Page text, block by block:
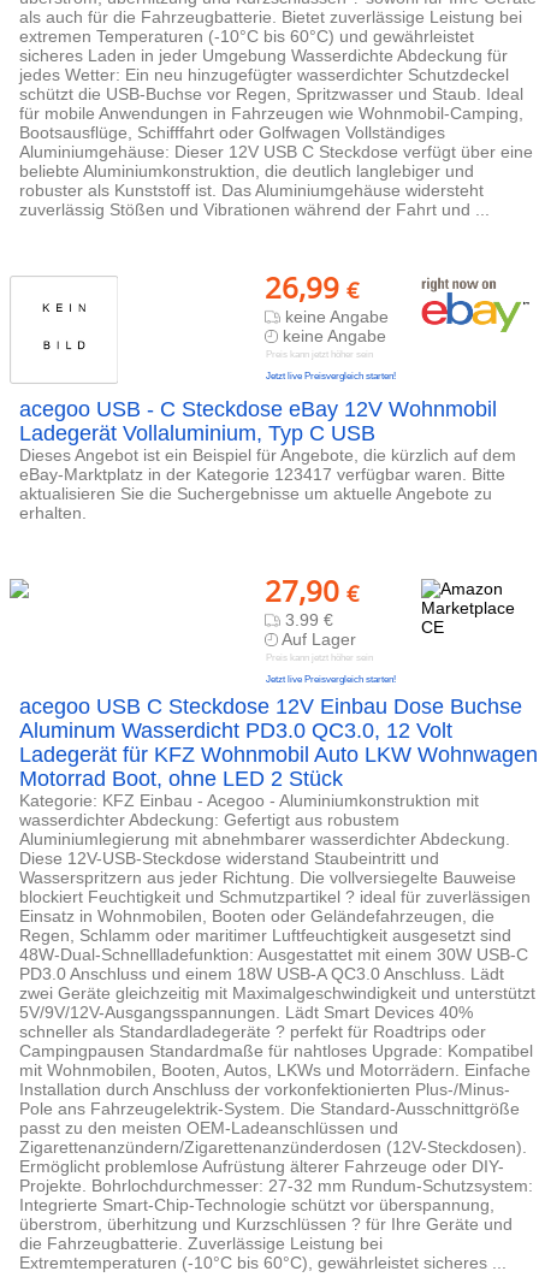
als auch für die Fahrzeugbatterie. Bietet zuverlässige Leistung bei
extremen Temperaturen (-10°C bis 60°C) und gewährleistet
sicheres Laden in jeder Umgebung Wasserdichte Abdeckung für
jedes Wetter: Ein neu hinzugefügter wasserdichter Schutzdeckel
schützt die USB-Buchse vor Regen, Spritzwasser und Staub. Ideal
für mobile Anwendungen in Fahrzeugen wie Wohnmobil-Camping,
Bootsausflüge, Schifffahrt oder Golfwagen Vollständiges
Aluminiumgehäuse: Dieser 12V USB C Steckdose verfügt über eine
beliebte Aluminiumkonstruktion, die deutlich langlebiger und
robuster als Kunststoff ist. Das Aluminiumgehäuse widersteht
zuverlässig Stößen und Vibrationen während der Fahrt und ...
26,99 €
keine Angabe
keine Angabe
Preis kann jetzt höher sein
Jetzt live Preisvergleich starten!
acegoo USB - C Steckdose eBay 12V Wohnmobil
Ladegerät Vollaluminium, Typ C USB
Dieses Angebot ist ein Beispiel für Angebote, die kürzlich auf dem
eBay-Marktplatz in der Kategorie 123417 verfügbar waren. Bitte
aktualisieren Sie die Suchergebnisse um aktuelle Angebote zu
erhalten.
27,90 €
3.99 €
Auf Lager
Preis kann jetzt höher sein
Jetzt live Preisvergleich starten!
acegoo USB C Steckdose 12V Einbau Dose Buchse
Aluminum Wasserdicht PD3.0 QC3.0, 12 Volt
Ladegerät für KFZ Wohnmobil Auto LKW Wohnwagen
Motorrad Boot, ohne LED 2 Stück
Kategorie: KFZ Einbau - Acegoo - Aluminiumkonstruktion mit
wasserdichter Abdeckung: Gefertigt aus robustem
Aluminiumlegierung mit abnehmbarer wasserdichter Abdeckung.
Diese 12V-USB-Steckdose widerstand Staubeintritt und
Wasserspritzern aus jeder Richtung. Die vollversiegelte Bauweise
blockiert Feuchtigkeit und Schmutzpartikel ? ideal für zuverlässigen
Einsatz in Wohnmobilen, Booten oder Geländefahrzeugen, die
Regen, Schlamm oder maritimer Luftfeuchtigkeit ausgesetzt sind
48W-Dual-Schnellladefunktion: Ausgestattet mit einem 30W USB-C
PD3.0 Anschluss und einem 18W USB-A QC3.0 Anschluss. Lädt
zwei Geräte gleichzeitig mit Maximalgeschwindigkeit und unterstützt
5V/9V/12V-Ausgangsspannungen. Lädt Smart Devices 40%
schneller als Standardladegeräte ? perfekt für Roadtrips oder
Campingpausen Standardmaße für nahtloses Upgrade: Kompatibel
mit Wohnmobilen, Booten, Autos, LKWs und Motorrädern. Einfache
Installation durch Anschluss der vorkonfektionierten Plus-/Minus-
Pole ans Fahrzeugelektrik-System. Die Standard-Ausschnittgröße
passt zu den meisten OEM-Ladeanschlüssen und
Zigarettenanzündern/Zigarettenanzünderdosen (12V-Steckdosen).
Ermöglicht problemlose Aufrüstung älterer Fahrzeuge oder DIY-
Projekte. Bohrlochdurchmesser: 27-32 mm Rundum-Schutzsystem:
Integrierte Smart-Chip-Technologie schützt vor überspannung,
überstrom, überhitzung und Kurzschlüssen ? für Ihre Geräte und
die Fahrzeugbatterie. Zuverlässige Leistung bei
Extremtemperaturen (-10°C bis 60°C), gewährleistet sicheres ...